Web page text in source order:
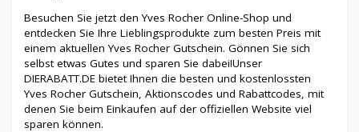
Besuchen Sie jetzt den Yves Rocher Online-Shop und
entdecken Sie Ihre Lieblingsprodukte zum besten Preis mit
einem aktuellen Yves Rocher Gutschein. Gönnen Sie sich
selbst etwas Gutes und sparen Sie dabei!Unser
DIERABATT.DE bietet Ihnen die besten und kostenlossten
Yves Rocher Gutschein, Aktionscodes und Rabattcodes, mit
denen Sie beim Einkaufen auf der offiziellen Website viel
sparen können.